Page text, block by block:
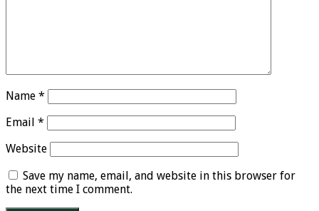
Name *
Email *
Website
Save my name, email, and website in this browser for
the next time I comment.